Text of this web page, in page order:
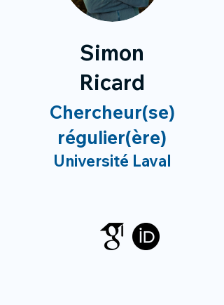
Simon
Ricard
Chercheur(se)
régulier(ère)
Université Laval